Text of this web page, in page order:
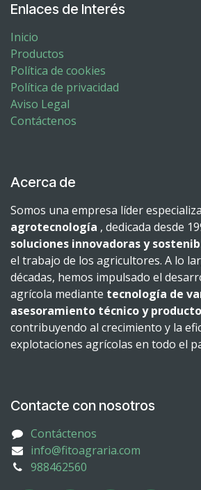
Enlaces de Interés
Inicio
Productos
Política de cookies
Política de privacidad
Aviso Legal
Contáctenos
Acerca de
Somos una empresa líder
agrotecnología , dedicada desde
soluciones innovadoras y
el trabajo de los agricultores. A lo
décadas, hemos impulsado el
agrícola mediante tecnología de
asesoramiento técnico y
contribuyendo al crecimiento y la
explotaciones agrícolas en todo el
Contacte con nosotros
Contáctenos
info@fitoagraria.com
988462560